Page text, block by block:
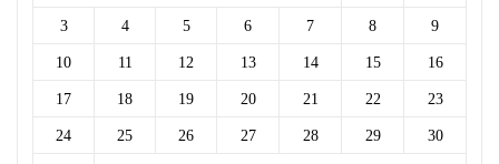
3 4 5 6 7 8 9
10 11 12 13 14 15 16
17 18 19 20 21 22 23
24 25 26 27 28 29 30